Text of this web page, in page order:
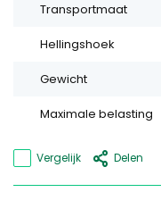
Transportmaat
Hellingshoek
Gewicht
Maximale belasting
Vergelijk Delen